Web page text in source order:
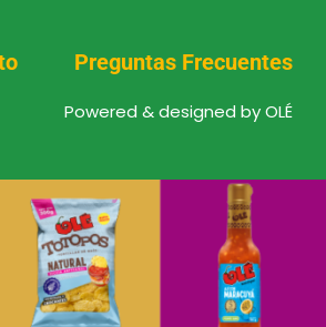
Preguntas Frecuentes
Powered & designed by OLÉ